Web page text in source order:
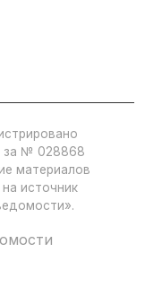
за № 028868
материалов
источник